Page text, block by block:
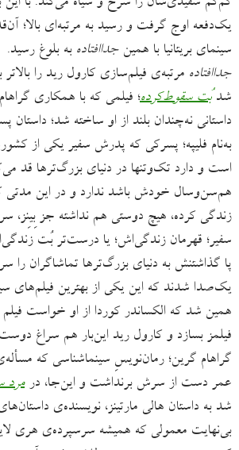
یک‌دفعه اوج گرفت و رسید به مرتبه‌ای بالا؛
سینمای بریتانیا با همینجداافتاده به بلوغ رسید.
جداافتاده مرتبه‌ی فیلم‌سازی کارول رید را
شدبُت سقوط‌کرده؛ فیلمی که با همکاری
داستانی نه‌چندان بلند از او ساخته شد؛
به‌نام فلیپه؛ پسرکی که پدرش سفیر یکی از
است و دارد تک‌وتنها در دنیای بزرگ‌ترها قد
هم‌سن‌وسال خودش باشد ندارد و در این مدتی
زندگی کرده، هیچ دوستی هم نداشته جز
سفیر؛ قهرمان زندگی‌اش؛ یا درست‌تر بُت
پا گذاشتنش به دنیای بزرگ‌ترها تماشاگران را
یک‌صدا شدند که این یکی از بهترین فیلم‌های
همین شد که الکساندر کوردا از او خواست
فیلمز بسازد و کارول رید این‌بار هم سراغ
گراهام گرین؛ رمان‌نویسِ سینماشناسی که
عمر دست از سرش برنداشت و این‌جا، درمرد
شد به داستان هالی مارتینز، نویسنده‌ی
بی‌نهایت معمولی که همیشه سرسپرده‌ی هری